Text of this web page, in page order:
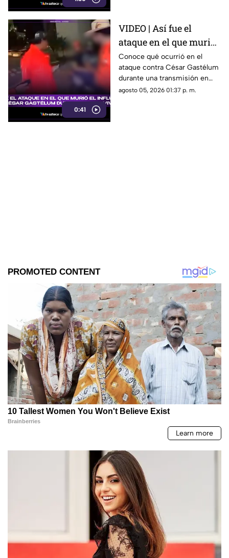
0:41
VIDEO | Así fue el
ataque en el que murió
el influencer César
Gastélum durante un
en vivo
Conoce qué ocurrió en el
ataque contra César Gastélum
durante una transmisión en
vivo y lo que se sabe del caso.
agosto 05, 2026 01:37 p. m.